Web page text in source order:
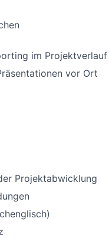
im Projektverlauf
vor Ort
Projektabwicklung